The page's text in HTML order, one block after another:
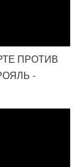
ПРОТИВ
-